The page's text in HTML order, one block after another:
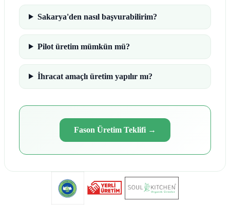
Sakarya'den nasıl başvurabilirim?
Pilot üretim mümkün mü?
İhracat amaçlı üretim yapılır mı?
Fason Üretim Teklifi →